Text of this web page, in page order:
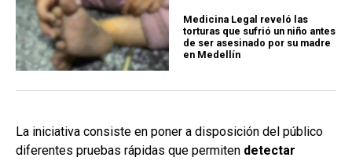
Medicina Legal reveló las
torturas que sufrió un niño antes
de ser asesinado por su madre
en Medellín
La iniciativa consiste en poner a disposición del público
diferentes pruebas rápidas que permiten detectar